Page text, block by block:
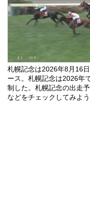
札幌記念は2026年8月16
ース。札幌記念は2026年
制した。札幌記念の出走
などをチェックしてみよう